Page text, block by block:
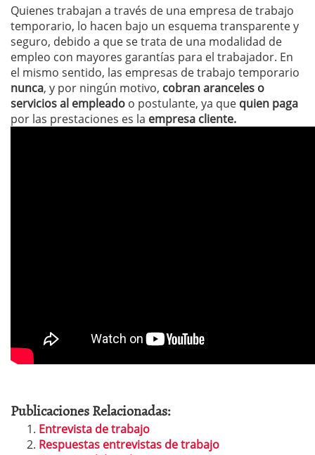
Quienes trabajan a través de una empresa de trabajo
temporario, lo hacen bajo un esquema transparente y
seguro, debido a que se trata de una modalidad de
empleo con mayores garantías para el trabajador. En
el mismo sentido, las empresas de trabajo temporario
nunca, y por ningún motivo, cobran aranceles o
servicios al empleado o postulante, ya que quien paga
por las prestaciones es la empresa cliente.
Publicaciones Relacionadas:
Entrevista de trabajo
Respuestas entrevistas de trabajo